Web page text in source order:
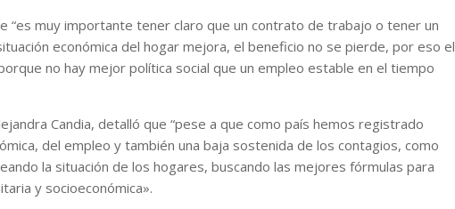
“es muy importante tener claro que un contrato de trabajo o tener un
económica del hogar mejora, el beneficio no se pierde, por eso el
no hay mejor política social que un empleo estable en el tiempo
Candia, detalló que “pese a que como país hemos registrado
del empleo y también una baja sostenida de los contagios, como
la situación de los hogares, buscando las mejores fórmulas para
y socioeconómica».